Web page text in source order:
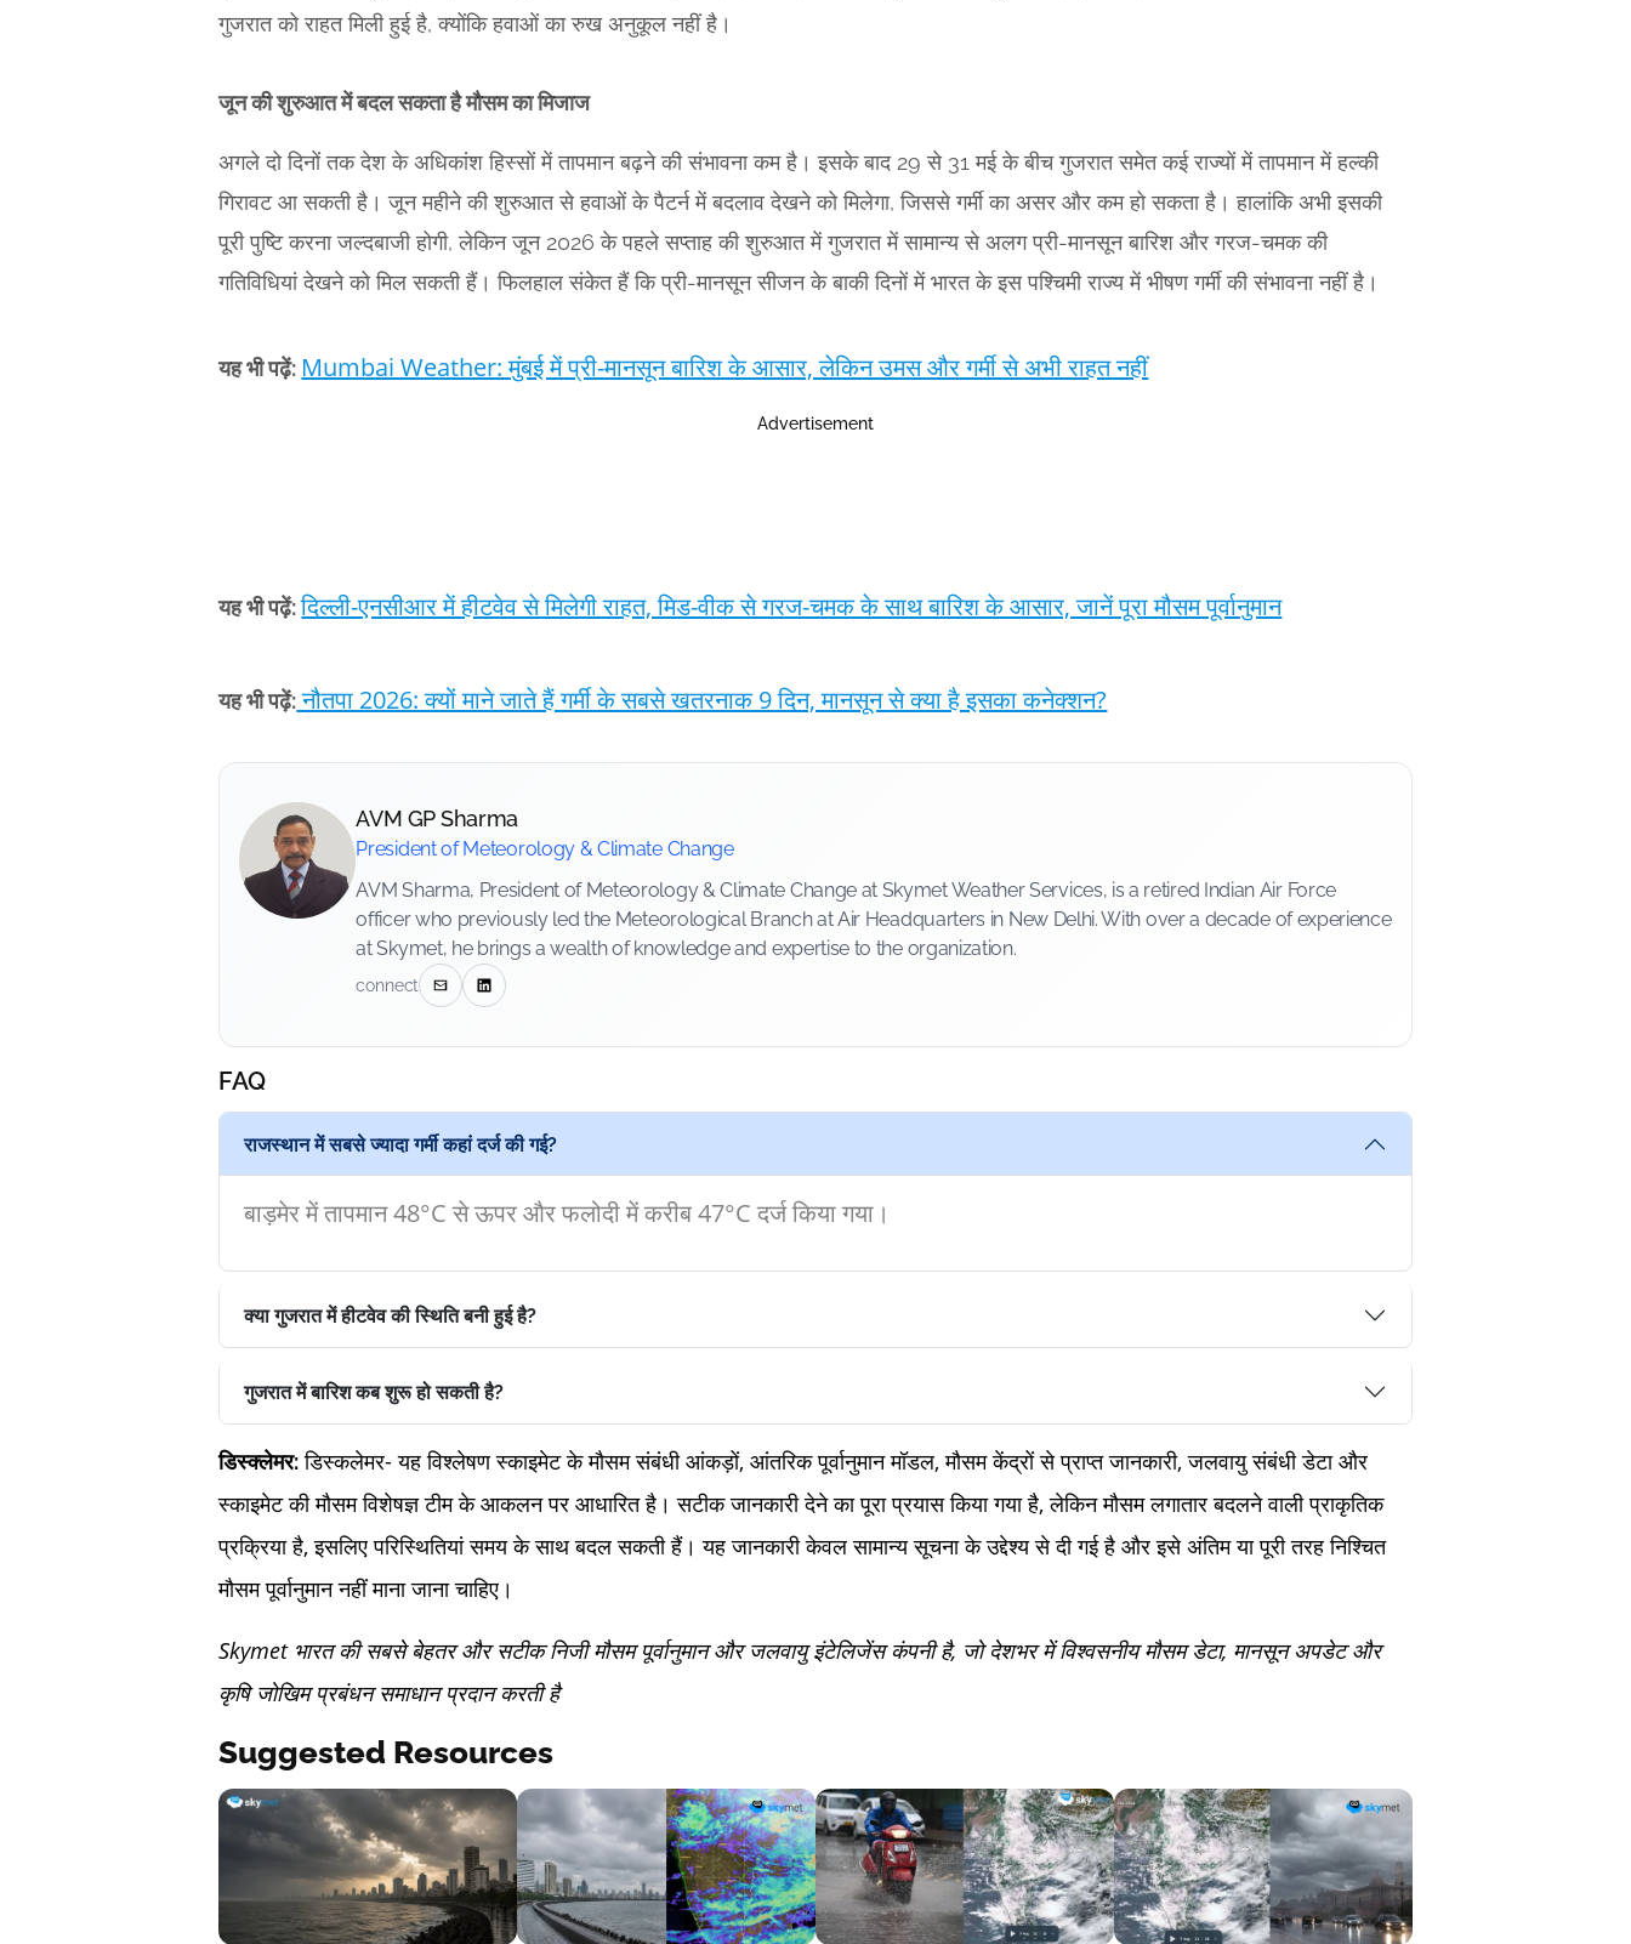
गुजरात को राहत मिली हुई है, क्योंकि हवाओं का रुख अनुकूल नहीं है।
जून की शुरुआत में बदल सकता है मौसम का मिजाज
अगले दो दिनों तक देश के अधिकांश हिस्सों में तापमान बढ़ने की संभावना कम है। इसके बाद 29 से 31 मई के बीच गुजरात समेत कई राज्यों में तापमान में हल्की
गिरावट आ सकती है। जून महीने की शुरुआत से हवाओं के पैटर्न में बदलाव देखने को मिलेगा, जिससे गर्मी का असर और कम हो सकता है। हालांकि अभी इसकी
पूरी पुष्टि करना जल्दबाजी होगी, लेकिन जून 2026 के पहले सप्ताह की शुरुआत में गुजरात में सामान्य से अलग प्री-मानसून बारिश और गरज-चमक की
गतिविधियां देखने को मिल सकती हैं। फिलहाल संकेत हैं कि प्री-मानसून सीजन के बाकी दिनों में भारत के इस पश्चिमी राज्य में भीषण गर्मी की संभावना नहीं है।
यह भी पढ़ें: Mumbai Weather: मुंबई में प्री-मानसून बारिश के आसार, लेकिन उमस और गर्मी से अभी राहत नहीं
Advertisement
यह भी पढ़ें:दिल्ली-एनसीआर में हीटवेव से मिलेगी राहत, मिड-वीक से गरज-चमक के साथ बारिश के आसार, जानें पूरा मौसम पूर्वानुमान
यह भी पढ़ें:नौतपा 2026: क्यों माने जाते हैं गर्मी के सबसे खतरनाक 9 दिन, मानसून से क्या है इसका कनेक्शन?
AVM GP Sharma
President of Meteorology & Climate Change
AVM Sharma, President of Meteorology & Climate Change at Skymet Weather Services, is a retired Indian Air Force
officer who previously led the Meteorological Branch at Air Headquarters in New Delhi. With over a decade of experience
at Skymet, he brings a wealth of knowledge and expertise to the organization.
connect
FAQ
राजस्थान में सबसे ज्यादा गर्मी कहां दर्ज की गई?
बाड़मेर में तापमान 48°C से ऊपर और फलोदी में करीब 47°C दर्ज किया गया।
क्या गुजरात में हीटवेव की स्थिति बनी हुई है?
गुजरात में बारिश कब शुरू हो सकती है?
डिस्क्लेमर:डिस्कलेमर- यह विश्लेषण स्काइमेट के मौसम संबंधी आंकड़ों, आंतरिक पूर्वानुमान मॉडल, मौसम केंद्रों से प्राप्त जानकारी, जलवायु संबंधी डेटा और
स्काइमेट की मौसम विशेषज्ञ टीम के आकलन पर आधारित है। सटीक जानकारी देने का पूरा प्रयास किया गया है, लेकिन मौसम लगातार बदलने वाली प्राकृतिक
प्रक्रिया है, इसलिए परिस्थितियां समय के साथ बदल सकती हैं। यह जानकारी केवल सामान्य सूचना के उद्देश्य से दी गई है और इसे अंतिम या पूरी तरह निश्चित
मौसम पूर्वानुमान नहीं माना जाना चाहिए।
Skymet भारत की सबसे बेहतर और सटीक निजी मौसम पूर्वानुमान और जलवायु इंटेलिजेंस कंपनी है, जो देशभर में विश्वसनीय मौसम डेटा, मानसून अपडेट और
कृषि जोखिम प्रबंधन समाधान प्रदान करती है
Suggested Resources